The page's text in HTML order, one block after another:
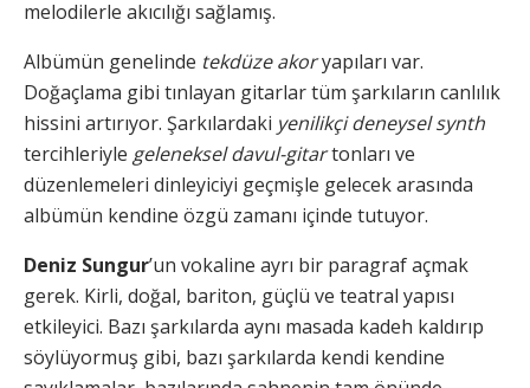
melodilerle akıcılığı sağlamış.
Albümün genelinde tekdüze akoryapıları var.
Doğaçlama gibi tınlayan gitarlar tüm şarkıların canlılık
hissini artırıyor. Şarkılardaki yenilikçi deneysel synth
tercihleriyle geleneksel davul-gitartonları ve
düzenlemeleri dinleyiciyi geçmişle gelecek arasında
albümün kendine özgü zamanı içinde tutuyor.
Deniz Sungur’un vokaline ayrı bir paragraf açmak
gerek. Kirli, doğal, bariton, güçlü ve teatral yapısı
etkileyici. Bazı şarkılarda aynı masada kadeh kaldırıp
söylüyormuş gibi, bazı şarkılarda kendi kendine